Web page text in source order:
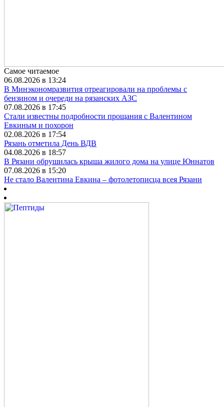
Самое читаемое
06.08.2026 в 13:24
В Минэкономразвития отреагировали на проблемы с
бензином и очереди на рязанских АЗС
07.08.2026 в 17:45
Стали известны подробности прощания с Валентином
Евкиным и похорон
02.08.2026 в 17:54
Рязань отметила День ВДВ
04.08.2026 в 18:57
В Рязани обрушилась крыша жилого дома на улице Юннатов
07.08.2026 в 15:20
Не стало Валентина Евкина – фотолетописца всея Рязани